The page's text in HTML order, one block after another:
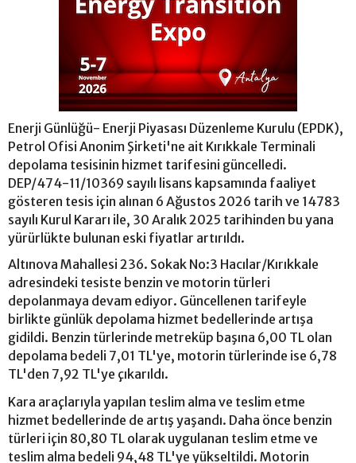
Enerji Günlüğü- Enerji Piyasası Düzenleme Kurulu (EPDK),
Petrol Ofisi Anonim Şirketi'ne ait Kırıkkale Terminali
depolama tesisinin hizmet tarifesini güncelledi.
DEP/474-11/10369 sayılı lisans kapsamında faaliyet
gösteren tesis için alınan 6 Ağustos 2026 tarih ve 14783
sayılı Kurul Kararı ile, 30 Aralık 2025 tarihinden bu yana
yürürlükte bulunan eski fiyatlar artırıldı.
Altınova Mahallesi 236. Sokak No:3 Hacılar/Kırıkkale
adresindeki tesiste benzin ve motorin türleri
depolanmaya devam ediyor. Güncellenen tarifeyle
birlikte günlük depolama hizmet bedellerinde artışa
gidildi. Benzin türlerinde metreküp başına 6,00 TL olan
depolama bedeli 7,01 TL'ye, motorin türlerinde ise 6,78
TL'den 7,92 TL'ye çıkarıldı.
Kara araçlarıyla yapılan teslim alma ve teslim etme
hizmet bedellerinde de artış yaşandı. Daha önce benzin
türleri için 80,80 TL olarak uygulanan teslim etme ve
teslim alma bedeli 94,48 TL'ye yükseltildi. Motorin